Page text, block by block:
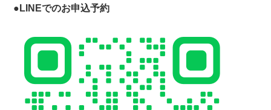
●LINEでのお申込予約